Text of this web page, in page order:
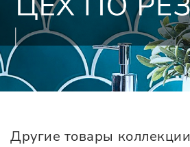
Другие товары коллекции